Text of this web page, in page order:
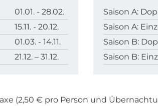
01.01. - 28.02.
15.11. - 20.12.
01.03. - 14.11.
21.12. – 31.12.
Saison A:
Saison A:
Saison B:
Saison B:
(2,50 € pro Person und